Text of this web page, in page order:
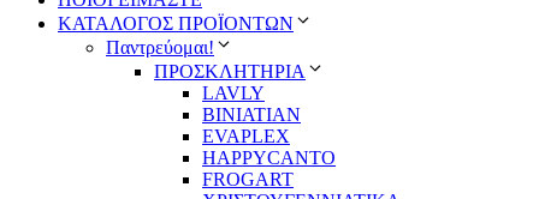
ΚΑΤΑΛΟΓΟΣ ΠΡΟΪΟΝΤΩΝ
Παντρεύομαι!
ΠΡΟΣΚΛΗΤΗΡΙΑ
LAVLY
BINIATIAN
EVAPLEX
HAPPYCANTO
FROGART